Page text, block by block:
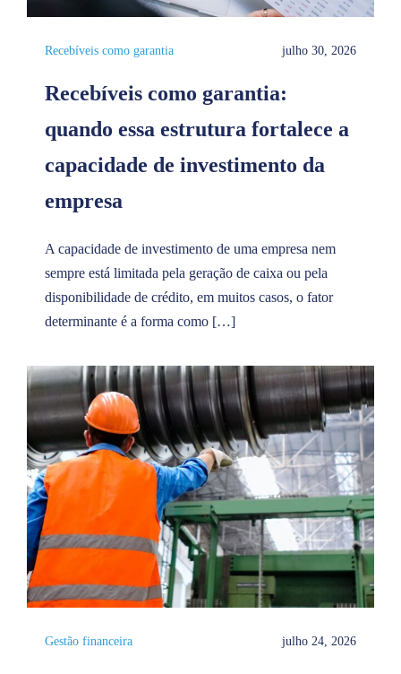
Recebíveis como garantia julho 30, 2026
Recebíveis como garantia:
quando essa estrutura fortalece a
capacidade de investimento da
empresa
A capacidade de investimento de uma empresa nem
sempre está limitada pela geração de caixa ou pela
disponibilidade de crédito, em muitos casos, o fator
determinante é a forma como […]
Gestão financeira julho 24, 2026